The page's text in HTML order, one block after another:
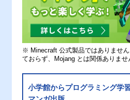
※ Minecraft 公式製品ではありませ
ておらず、Mojang とは関係ありませ
小学館からプログラミング学